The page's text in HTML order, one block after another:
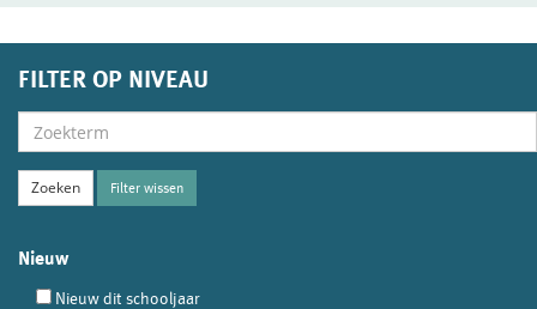
FILTER OP NIVEAU
Filter wissen
Nieuw
Nieuw dit schooljaar